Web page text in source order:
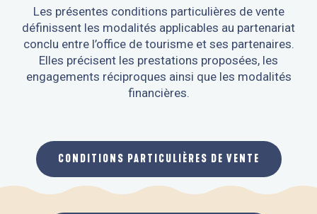
Les présentes conditions particulières de vente
définissent les modalités applicables au partenariat
conclu entre l’office de tourisme et ses partenaires.
Elles précisent les prestations proposées, les
engagements réciproques ainsi que les modalités
financières.
CONDITIONS PARTICULIÈRES DE VENTE